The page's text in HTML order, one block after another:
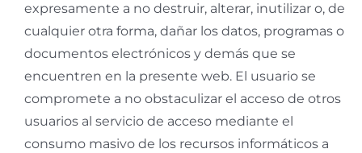
expresamente a no destruir, alterar, inutilizar o, de
cualquier otra forma, dañar los datos, programas o
documentos electrónicos y demás que se
encuentren en la presente web. El usuario se
compromete a no obstaculizar el acceso de otros
usuarios al servicio de acceso mediante el
consumo masivo de los recursos informáticos a